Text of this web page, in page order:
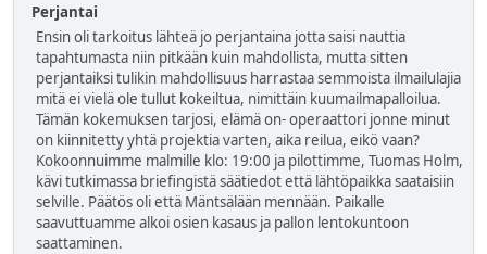
Perjantai
Ensin oli tarkoitus lähteä jo perjantaina jotta saisi nauttia
tapahtumasta niin pitkään kuin mahdollista, mutta sitten
perjantaiksi tulikin mahdollisuus harrastaa semmoista ilmailulajia
mitä ei vielä ole tullut kokeiltua, nimittäin kuumailmapalloilua.
Tämän kokemuksen tarjosi, elämä on- operaattori jonne minut
on kiinnitetty yhtä projektia varten, aika reilua, eikö vaan?
Kokoonnuimme malmille klo: 19:00 ja pilottimme, Tuomas Holm,
kävi tutkimassa briefingistä säätiedot että lähtöpaikka saataisiin
selville. Päätös oli että Mäntsälään mennään. Paikalle
saavuttuamme alkoi osien kasaus ja pallon lentokuntoon
saattaminen.